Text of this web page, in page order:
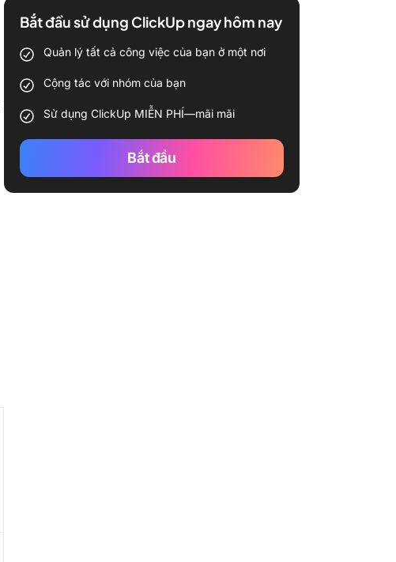
Bắt đầu sử dụng ClickUp ngay hôm nay
Quản lý tất cả công việc của bạn ở một nơi
Cộng tác với nhóm của bạn
Sử dụng ClickUp MIỄN PHÍ—mãi mãi
Bắt đầu